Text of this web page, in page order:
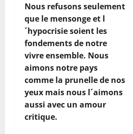
Nous refusons seulement
que le mensonge et l
´hypocrisie soient les
fondements de notre
vivre ensemble. Nous
aimons notre pays
comme la prunelle de nos
yeux mais nous l´aimons
aussi avec un amour
critique.